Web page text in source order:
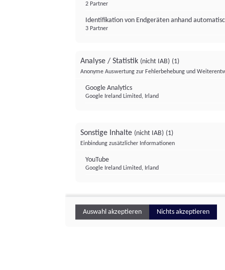
2 Partner
Identifikation von Endgeräten anhand
3 Partner
Analyse / Statistik (nicht IAB) (1)
Anonyme Auswertung zur Fehlerbehebung und
Google Analytics
Google Ireland Limited, Irland
Sonstige Inhalte (nicht IAB) (1)
Einbindung zusätzlicher Informationen
YouTube
Google Ireland Limited, Irland
Auswahl akzeptieren Nichts akzeptieren